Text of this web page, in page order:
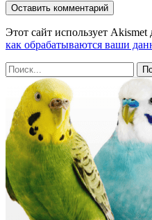
Этот сайт использует
как обрабатываются ваши